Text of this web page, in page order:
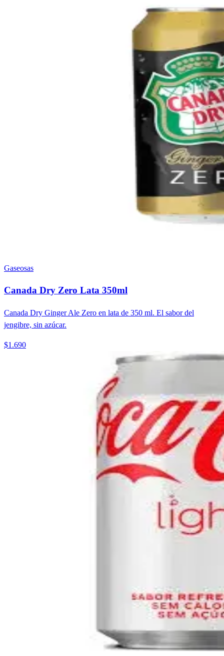
Gaseosas
Canada Dry Zero Lata 350ml
Canada Dry Ginger Ale Zero en lata de 350 ml. El sabor del
jengibre, sin azúcar.
$1.690